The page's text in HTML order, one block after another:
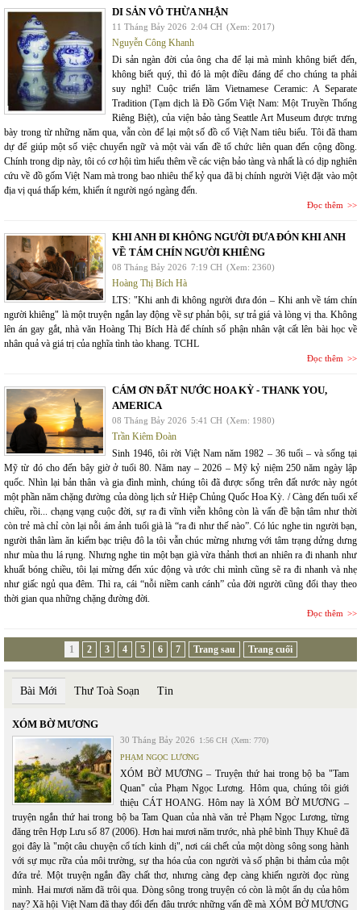
DI SẢN VÔ THỪA NHẬN
11 Tháng Bảy 2026 2:04 CH (Xem: 2017)
Nguyễn Công Khanh
Di sản ngàn đời của ông cha để lại mà mình không biết đến,
không biết quý, thì đó là một điều đáng để cho chúng ta phải
suy nghĩ! Cuộc triển lãm Vietnamese Ceramic: A Separate
Tradition (Tạm dịch là Đồ Gốm Việt Nam: Một Truyền Thống
Riêng Biệt), của viện bảo tàng Seattle Art Museum được trưng
bày trong từ những năm qua, vẫn còn để lại một số đồ cổ Việt Nam tiêu biểu. Tôi đã tham
dự để giúp một số việc chuyển ngữ và một vài vấn đề tổ chức liên quan đến cộng đồng.
Chính trong dịp này, tôi có cơ hội tìm hiểu thêm về các viện bảo tàng và nhất là có dịp nghiên
cứu về đồ gốm Việt Nam mà trong bao nhiêu thế kỷ qua đã bị chính người Việt đặt vào một
địa vị quá thấp kém, khiến ít người ngó ngàng đến.
Đọc thêm
KHI ANH ĐI KHÔNG NGƯỜI ĐƯA ĐÓN KHI ANH
VỀ TÁM CHÍN NGƯỜI KHIÊNG
08 Tháng Bảy 2026 7:19 CH (Xem: 2360)
Hoàng Thị Bích Hà
LTS: "Khi anh đi không người đưa đón – Khi anh về tám chín
người khiêng" là một truyện ngắn lay động về sự phản bội, sự trả giá và lòng vị tha. Không
lên án gay gắt, nhà văn Hoàng Thị Bích Hà để chính số phận nhân vật cất lên bài học về
nhân quả và giá trị của nghĩa tình tào khang. TCHL
Đọc thêm
CÁM ƠN ĐẤT NƯỚC HOA KỲ - THANK YOU,
AMERICA
08 Tháng Bảy 2026 5:41 CH (Xem: 1980)
Trần Kiêm Đoàn
Sinh 1946, tôi rời Việt Nam năm 1982 – 36 tuổi – và sống tại
Mỹ từ đó cho đến bây giờ ở tuổi 80. Năm nay – 2026 – Mỹ kỷ niệm 250 năm ngày lập
quốc. Nhìn lại bản thân và gia đình mình, chúng tôi đã được sống trên đất nước này ngót
một phần năm chặng đường của dòng lịch sử Hiệp Chủng Quốc Hoa Kỳ. / Càng đến tuổi xế
chiều, rồi... chạng vạng cuộc đời, sự ra đi vĩnh viễn không còn là vấn đề bận tâm như thời
còn trẻ mà chỉ còn lại nỗi ám ảnh tuổi già là “ra đi như thế nào”. Có lúc nghe tin người bạn,
người thân làm ăn kiếm bạc triệu đô la tôi vẫn chúc mừng nhưng với tâm trạng dửng dưng
như mùa thu lá rụng. Nhưng nghe tin một bạn già vừa thảnh thơi an nhiên ra đi nhanh như
khuất bóng chiều, tôi lại mừng đến xúc động và ước chi mình cũng sẽ ra đi nhanh và nhẹ
như giấc ngủ qua đêm. Thì ra, cái “nỗi niềm canh cánh” của đời người cũng đổi thay theo
thời gian qua những chặng đường đời.
Đọc thêm
1 2 3 4 5 6 7 Trang sau Trang cuối
Bài Mới Thư Toà Soạn Tin
XÓM BỜ MƯƠNG
30 Tháng Bảy 2026 1:56 CH (Xem: 770)
PHẠM NGỌC LƯƠNG
XÓM BỜ MƯƠNG – Truyện thứ hai trong bộ ba "Tam
Quan" của Phạm Ngọc Lương. Hôm qua, chúng tôi giới
thiệu CÁT HOANG. Hôm nay là XÓM BỜ MƯƠNG –
truyện ngắn thứ hai trong bộ ba Tam Quan của nhà văn trẻ Phạm Ngọc Lương, từng
đăng trên Hợp Lưu số 87 (2006). Hơn hai mươi năm trước, nhà phê bình Thụy Khuê đã
gọi đây là "một câu chuyện cổ tích kinh dị", nơi cái chết của một dòng sông song hành
với sự mục rữa của môi trường, sự tha hóa của con người và số phận bi thảm của một
đứa trẻ. Một truyện ngắn đầy chất thơ, nhưng càng đẹp càng khiến người đọc rùng
mình. Hai mươi năm đã trôi qua. Dòng sông trong truyện có còn là một ẩn dụ của hôm
nay? Xã hội Việt Nam đã thay đổi đến đâu trước những vấn đề mà XÓM BỜ MƯƠNG